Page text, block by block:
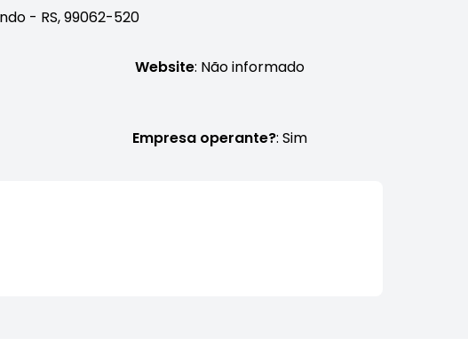
- RS, 99062-520
Website: Não informado
Empresa operante?: Sim